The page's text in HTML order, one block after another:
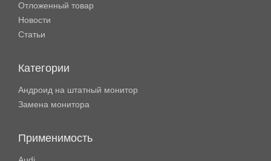
Отложенный товар
Новости
Статьи
Категории
Андроид на штатный монитор
Замена монитора
Применимость